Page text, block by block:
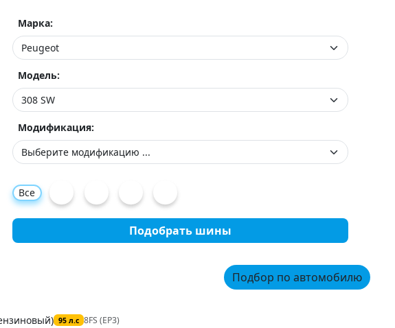
Марка:
Модель:
Модификация:
Все
Подобрать шины
Подбор по автомобилю
95 л.с 8FS (EP3)